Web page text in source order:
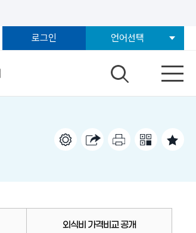
로그인 언어선택
외식비 가격비교 공개